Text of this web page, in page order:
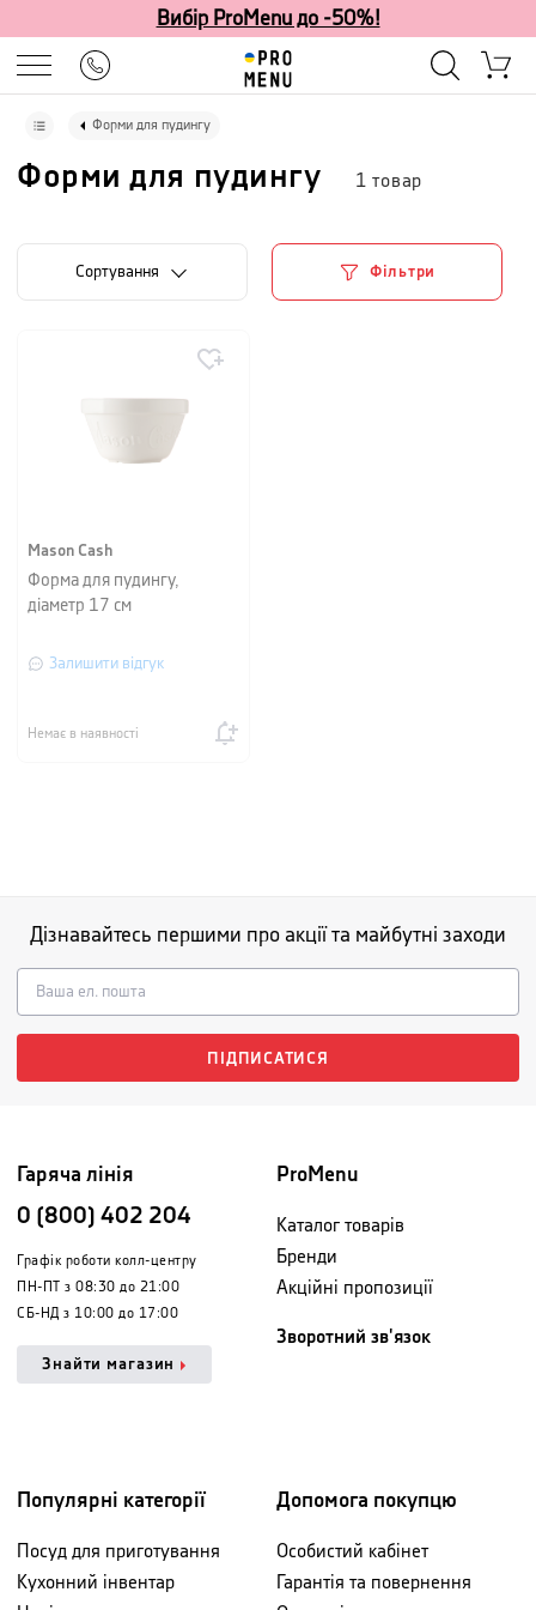
Вибір ProMenu до -50%!
Форми для пудингу
Форми для пудингу 1 товар
Сортування Фільтри
Mason Cash
Форма для пудингу,
діаметр 17 см
Залишити відгук
Немає в наявності
Дізнавайтесь першими про акції та майбутні заходи
ПІДПИСАТИСЯ
Гаряча лінія
0 (800) 402 204
Графік роботи колл-центру
ПН-ПТ з 08:30 до 21:00
СБ-НД з 10:00 до 17:00
Знайти магазин
ProMenu
Каталог товарів
Бренди
Акційні пропозиції
Зворотний зв'язок
Популярні категорії
Посуд для приготування
Кухонний інвентар
Допомога покупцю
Особистий кабінет
Гарантія та повернення